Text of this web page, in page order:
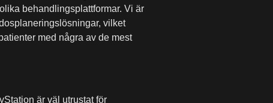
behandlingsplattformar. Vi är
vilket
med några av de mest
är väl utrustat för